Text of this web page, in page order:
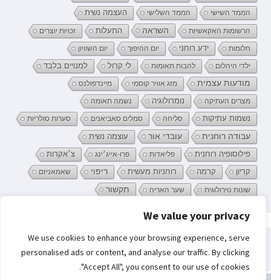
We value your privacy
We use cookies to enhance your browsing experience, serve
personalised ads or content, and analyse our traffic. By clicking
"Accept All", you consent to our use of cookies.
הממד השישי הממד השלישי העצמה נשית
הרשומות האקאשיות השראה התעלות זכויות יוצרים
חלומות ידע רוחני יום ההיפוך יום השוויון
ילדי היהלום להבות תאומות לי קרול למנויים בלבד
מודעות עצמית מזג אוויר קוסמי מיינדפולנס
מצרים העתיקה נומרולוגיה נשמה תאומה
נשמות עתיקות סליחה סמלים סאביאנים סערות סולריות
עבודה רוחנית עובדי אור
עוצמה נשית
פילוסופיה רוחנית
פליאדות פרו-אייג׳ינג צ׳אקרות
קריון קרמה רוחניות מעשית ריפוי שאמאניזם
שונות נוירולוגית שער האריה תקשור
מהווה את ההסכמה שלך לשימוש בהם.
לקבלת מידע נוסף, כולל מידע על השליטה בקובצי Cookies, ניתן לעיין בעמוד: